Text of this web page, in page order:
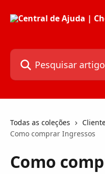
Pesquisar artigos...
Todas as coleções
Como comprar Ingressos
Como